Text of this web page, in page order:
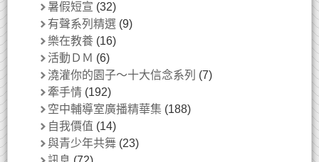
暑假短宣 (32)
有聲系列精選 (9)
樂在教養 (16)
活動ＤＭ (6)
澆灌你的園子～十大信念系列 (7)
牽手情 (192)
空中輔導室廣播精華集 (188)
自我價值 (14)
與青少年共舞 (23)